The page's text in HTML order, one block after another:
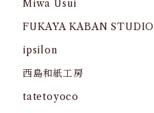
Miwa Usui
FUKAYA KABAN STUDIO
ipsilon
西島和紙工房
tatetoyoco